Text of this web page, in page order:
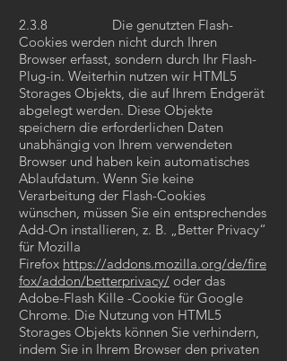
2.3.8 Die genutzten Flash-
Cookies werden nicht durch Ihren
Browser erfasst, sondern durch Ihr Flash-
Plug-in. Weiterhin nutzen wir HTML5
Storages Objekts, die auf Ihrem Endgerät
abgelegt werden. Diese Objekte
speichern die erforderlichen Daten
unabhängig von Ihrem verwendeten
Browser und haben kein automatisches
Ablaufdatum. Wenn Sie keine
Verarbeitung der Flash-Cookies
wünschen, müssen Sie ein entsprechendes
Add-On installieren, z. B. „Better Privacy“
für Mozilla
Firefox https://addons.mozilla.org/de/fire
fox/addon/betterprivacy/ oder das
Adobe-Flash Kille -Cookie für Google
Chrome. Die Nutzung von HTML5
Storages Objekts können Sie verhindern,
indem Sie in Ihrem Browser den privaten